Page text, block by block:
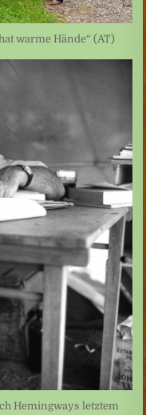
warme Hände“ (AT)
Hemingways letztem